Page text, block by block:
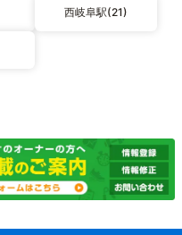
西岐阜駅(21)